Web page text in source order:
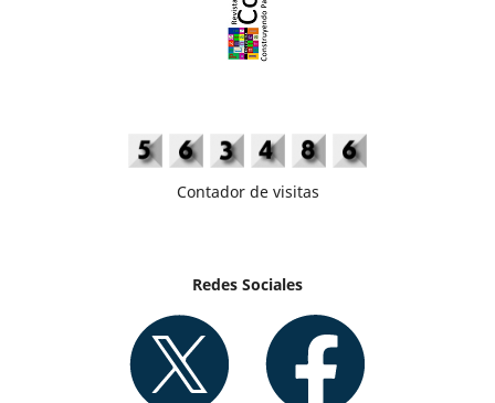
Contador de visitas
Redes Sociales